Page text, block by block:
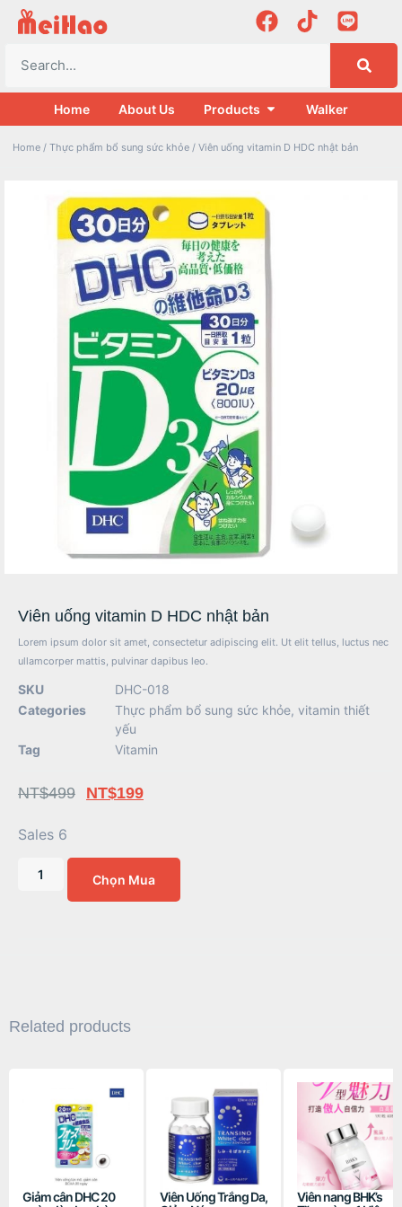
Home About Us Products Walker
Home / Thực phẩm bổ sung sức khỏe / Viên uống vitamin D HDC nhật bản
Viên uống vitamin D HDC nhật bản
Lorem ipsum dolor sit amet, consectetur adipiscing elit. Ut elit tellus, luctus nec
ullamcorper mattis, pulvinar dapibus leo.
SKU
DHC-018
Categories
Thực phẩm bổ sung sức khỏe, vitamin thiết
yếu
Tag
Vitamin
NT$499 NT$199
Sales 6
Chọn Mua
Related products
Giảm cân DHC 20
Viên Uống Trắng Da,
Viên nang BHK’s